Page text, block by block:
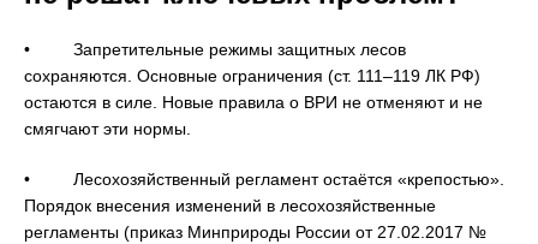
• Запретительные режимы защитных лесов
сохраняются. Основные ограничения (ст. 111–119 ЛК РФ)
остаются в силе. Новые правила о ВРИ не отменяют и не
смягчают эти нормы.
• Лесохозяйственный регламент остаётся «крепостью».
Порядок внесения изменений в лесохозяйственные
регламенты (приказ Минприроды России от 27.02.2017 №